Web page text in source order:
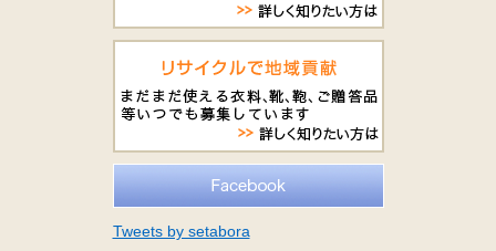
Tweets by setabora